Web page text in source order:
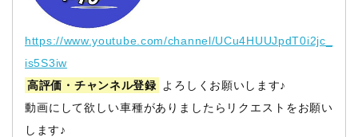
https://www.youtube.com/channel/UCu4HUUJpdT0i2jc_
is5S3iw
高評価・チャンネル登録
よろしくお願いします♪
動画にして欲しい車種がありましたらリクエストをお願い
します♪